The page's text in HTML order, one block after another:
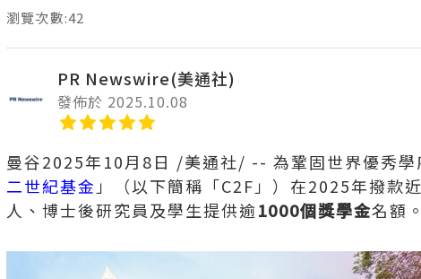
瀏覽次數:42
PR Newswire(美通社)
發佈於 2025.10.08
曼谷2025年10月8日 /美通社/ -- 為鞏固世界優秀學
二世紀基金 」（以下簡稱「C2F」）在2025年撥款近
人、博士後研究員及學生提供逾1000個獎學金名額。